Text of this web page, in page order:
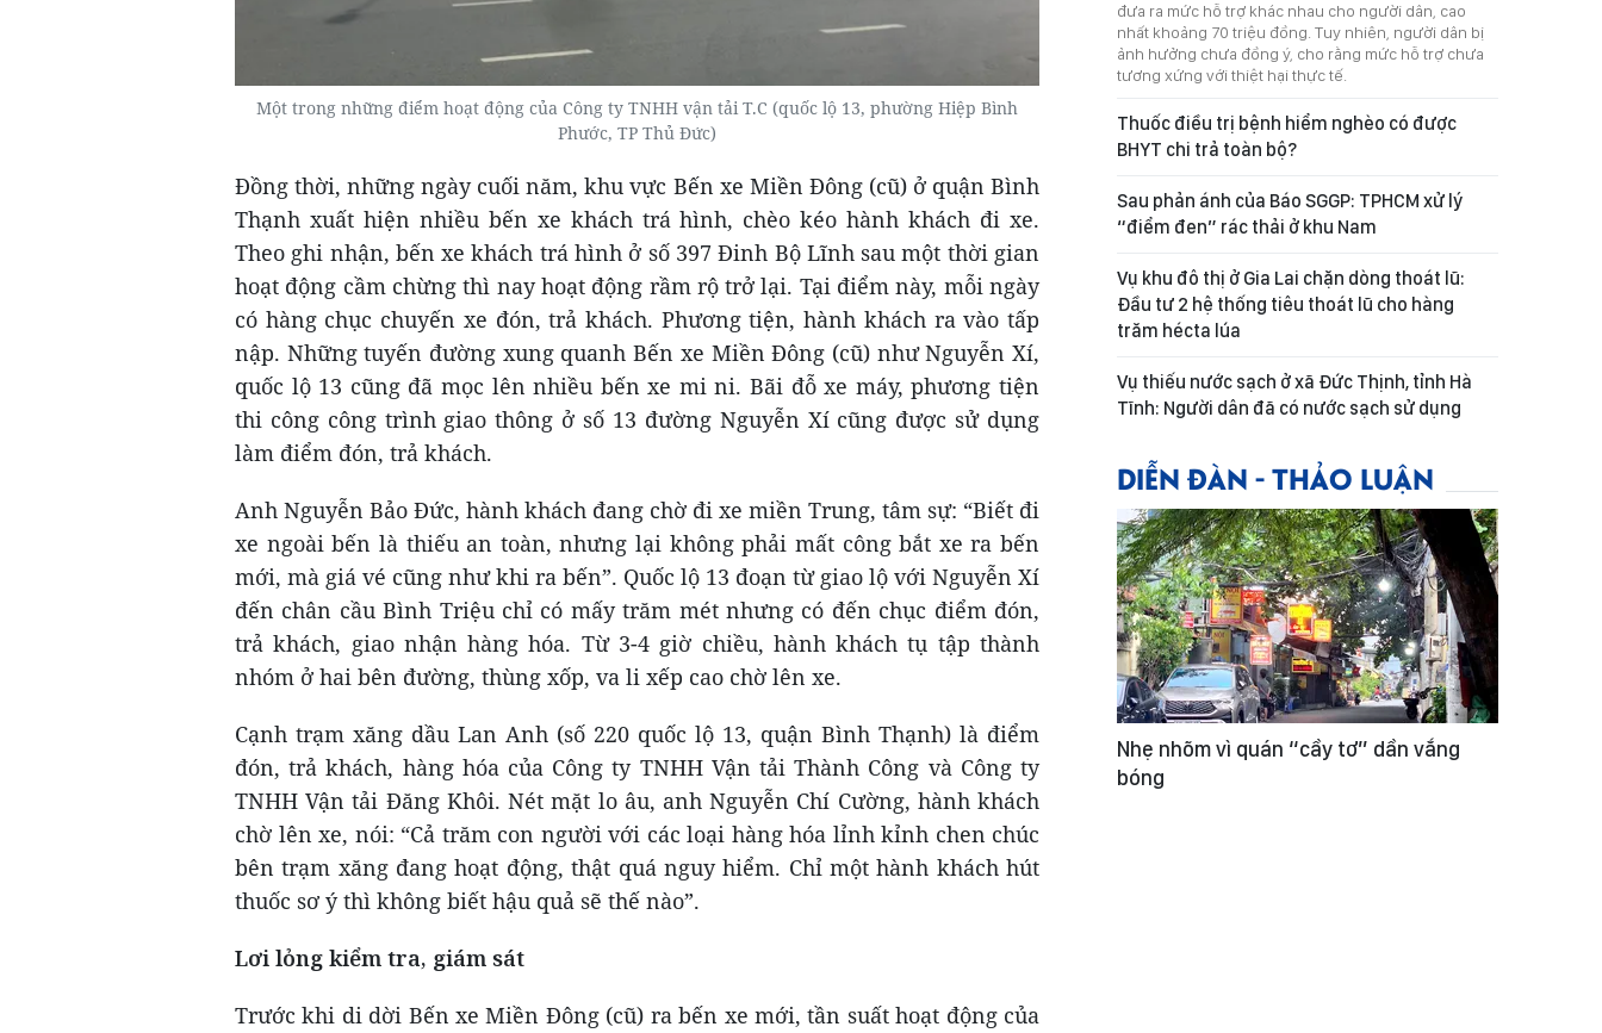
Một trong những điểm hoạt động của Công ty TNHH vận tải T.C (quốc lộ 13, phường Hiệp Bình
Phước, TP Thủ Đức)
Đồng thời, những ngày cuối năm, khu vực Bến xe Miền Đông (cũ) ở quận Bình
Thạnh xuất hiện nhiều bến xe khách trá hình, chèo kéo hành khách đi xe.
Theo ghi nhận, bến xe khách trá hình ở số 397 Đinh Bộ Lĩnh sau một thời gian
hoạt động cầm chừng thì nay hoạt động rầm rộ trở lại. Tại điểm này, mỗi ngày
có hàng chục chuyến xe đón, trả khách. Phương tiện, hành khách ra vào tấp
nập. Những tuyến đường xung quanh Bến xe Miền Đông (cũ) như Nguyễn Xí,
quốc lộ 13 cũng đã mọc lên nhiều bến xe mi ni. Bãi đỗ xe máy, phương tiện
thi công công trình giao thông ở số 13 đường Nguyễn Xí cũng được sử dụng
làm điểm đón, trả khách.
Anh Nguyễn Bảo Đức, hành khách đang chờ đi xe miền Trung, tâm sự: “Biết đi
xe ngoài bến là thiếu an toàn, nhưng lại không phải mất công bắt xe ra bến
mới, mà giá vé cũng như khi ra bến”. Quốc lộ 13 đoạn từ giao lộ với Nguyễn Xí
đến chân cầu Bình Triệu chỉ có mấy trăm mét nhưng có đến chục điểm đón,
trả khách, giao nhận hàng hóa. Từ 3-4 giờ chiều, hành khách tụ tập thành
nhóm ở hai bên đường, thùng xốp, va li xếp cao chờ lên xe.
Cạnh trạm xăng dầu Lan Anh (số 220 quốc lộ 13, quận Bình Thạnh) là điểm
đón, trả khách, hàng hóa của Công ty TNHH Vận tải Thành Công và Công ty
TNHH Vận tải Đăng Khôi. Nét mặt lo âu, anh Nguyễn Chí Cường, hành khách
chờ lên xe, nói: “Cả trăm con người với các loại hàng hóa lỉnh kỉnh chen chúc
bên trạm xăng đang hoạt động, thật quá nguy hiểm. Chỉ một hành khách hút
thuốc sơ ý thì không biết hậu quả sẽ thế nào”.
Lơi lỏng kiểm tra, giám sát
Trước khi di dời Bến xe Miền Đông (cũ) ra bến xe mới, tần suất hoạt động của
đưa ra mức hỗ trợ khác nhau cho người dân, cao
nhất khoảng 70 triệu đồng. Tuy nhiên, người dân bị
ảnh hưởng chưa đồng ý, cho rằng mức hỗ trợ chưa
tương xứng với thiệt hại thực tế.
Thuốc điều trị bệnh hiểm nghèo có được
BHYT chi trả toàn bộ?
Sau phản ánh của Báo SGGP: TPHCM xử lý
“điểm đen” rác thải ở khu Nam
Vụ khu đô thị ở Gia Lai chặn dòng thoát lũ:
Đầu tư 2 hệ thống tiêu thoát lũ cho hàng
trăm hécta lúa
Vụ thiếu nước sạch ở xã Đức Thịnh, tỉnh Hà
Tĩnh: Người dân đã có nước sạch sử dụng
DIỄN ĐÀN - THẢO LUẬN
Nhẹ nhõm vì quán “cầy tơ” dần vắng
bóng